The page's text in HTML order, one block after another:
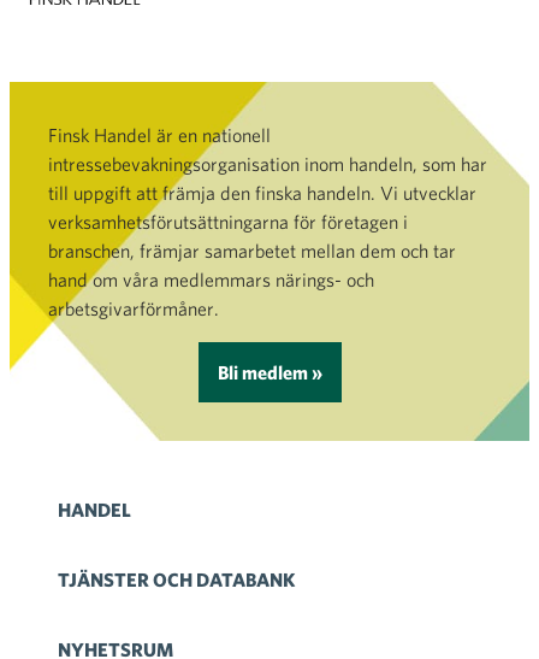
Finsk Handel är en nationell
intressebevakningsorganisation inom handeln, som har
till uppgift att främja den finska handeln. Vi utvecklar
verksamhetsförutsättningarna för företagen i
branschen, främjar samarbetet mellan dem och tar
hand om våra medlemmars närings- och
arbetsgivarförmåner.
Bli medlem »
HANDEL
TJÄNSTER OCH DATABANK
NYHETSRUM